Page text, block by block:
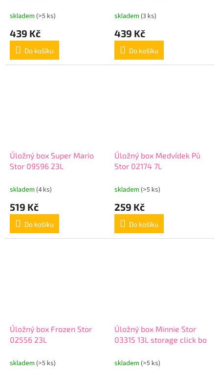
skladem (>5 ks)
439 Kč
Do košíku
skladem (3 ks)
439 Kč
Do košíku
Úložný box Super Mario
Stor 09596 23L
skladem (4 ks)
519 Kč
Do košíku
Úložný box Medvídek Pů
Stor 02174 7L
skladem (>5 ks)
259 Kč
Do košíku
Úložný box Frozen Stor
02556 23L
skladem (>5 ks)
Úložný box Minnie Stor
03315 13L storage click bo
skladem (>5 ks)